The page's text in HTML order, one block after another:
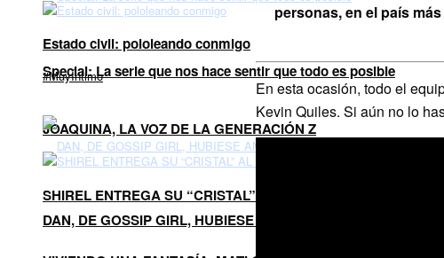
Estado civil: pololeando conmigo
#MuyÍntimo
JOAQUINA, LA VOZ DE LA GENERACIÓN Z
SHIREL ENTREGA SU “CRISTAL” AL MUNDO EN SU ÁLBUM
Special: La serie que nos hace sentir que todo es posible
DAN, DE GOSSIP GIRL, HUBIESE AMADO ESTO EN SU VIDA
personas, en el país
En esta ocasión, todo el
Kevin Quiles. Si aún no lo